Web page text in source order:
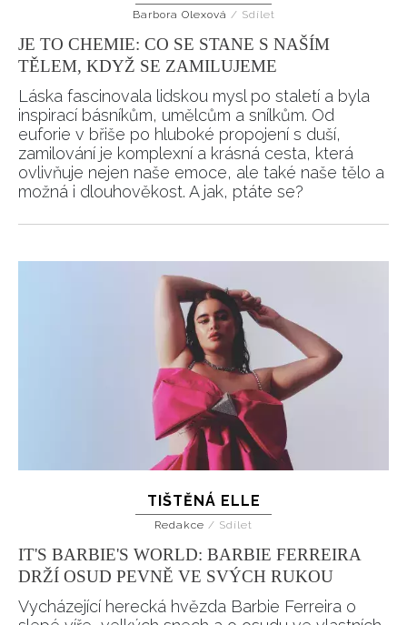
Barbora Olexová / Sdílet
JE TO CHEMIE: CO SE STANE S NAŠÍM
TĚLEM, KDYŽ SE ZAMILUJEME
Láska fascinovala lidskou mysl po staletí a byla
inspirací básníkům, umělcům a snílkům. Od
euforie v břiše po hluboké propojení s duší,
zamilování je komplexní a krásná cesta, která
ovlivňuje nejen naše emoce, ale také naše tělo a
možná i dlouhověkost. A jak, ptáte se?
TIŠTĚNÁ ELLE
Redakce / Sdílet
IT'S BARBIE'S WORLD: BARBIE FERREIRA
DRŽÍ OSUD PEVNĚ VE SVÝCH RUKOU
Vycházející herecká hvězda Barbie Ferreira o